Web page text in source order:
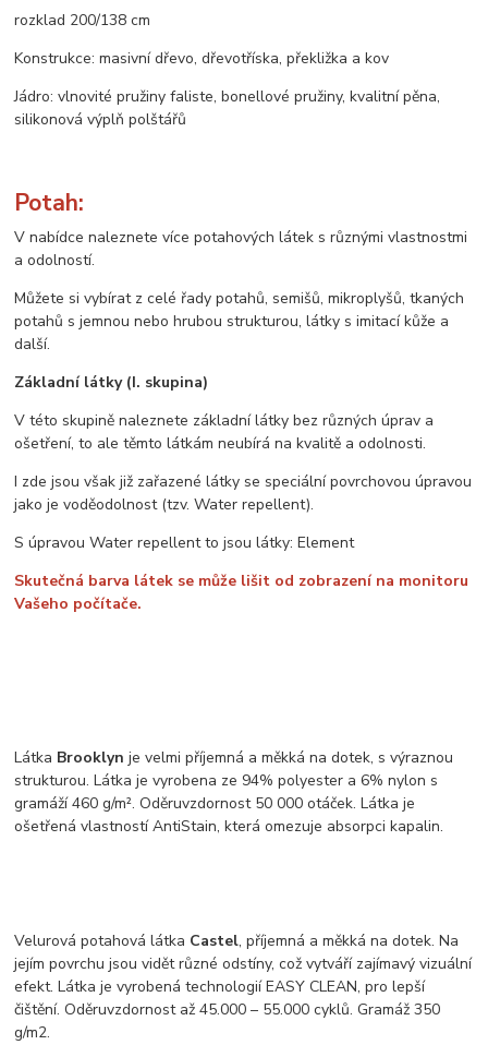
rozklad 200/138 cm
Konstrukce: masivní dřevo, dřevotříska, překližka a kov
Jádro: vlnovité pružiny faliste, bonellové pružiny, kvalitní pěna,
silikonová výplň polštářů
Potah:
V nabídce naleznete více potahových látek s různými vlastnostmi
a odolností.
Můžete si vybírat z celé řady potahů, semišů, mikroplyšů, tkaných
potahů s jemnou nebo hrubou strukturou, látky s imitací kůže a
další.
Základní látky (I. skupina)
V této skupině naleznete základní látky bez různých úprav a
ošetření, to ale těmto látkám neubírá na kvalitě a odolnosti.
I zde jsou však již zařazené látky se speciální povrchovou úpravou
jako je voděodolnost (tzv. Water repellent).
S úpravou Water repellent to jsou látky: Element
Skutečná barva látek se může lišit od zobrazení na monitoru
Vašeho počítače.
Látka Brooklyn je velmi příjemná a měkká na dotek, s výraznou
strukturou. Látka je vyrobena ze 94% polyester a 6% nylon s
gramáží 460 g/m². Oděruvzdornost 50 000 otáček. Látka je
ošetřená vlastností AntiStain, která omezuje absorpci kapalin.
Velurová potahová látka Castel, příjemná a měkká na dotek. Na
jejím povrchu jsou vidět různé odstíny, což vytváří zajímavý vizuální
efekt. Látka je vyrobená technologií EASY CLEAN, pro lepší
čištění. Oděruvzdornost až 45.000 – 55.000 cyklů. Gramáž 350
g/m2.